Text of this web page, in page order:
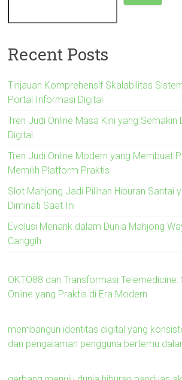
Recent Posts
Tinjauan Komprehensif Skalabilitas
Portal Informasi Digital
Tren Judi Online Masa Kini yang Semakin
Digital
Tren Judi Online Modern yang Membuat
Memilih Platform Praktis
Slot Mahjong Jadi Pilihan Hiburan Santai
Diminati Saat Ini
Evolusi Menarik dalam Dunia Mahjong
Canggih
OKTO88 dan Transformasi
Online yang Praktis di Era Modern
membangun identitas digital yang
dan pengalaman pengguna bertemu